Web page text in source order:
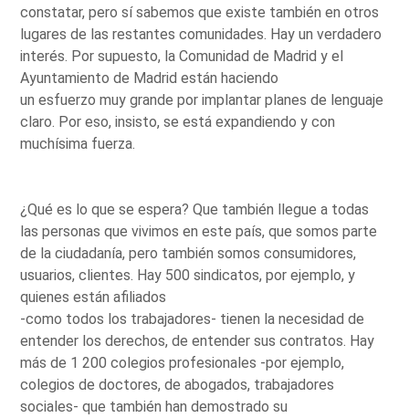
constatar, pero sí sabemos que existe también en otros
lugares de las restantes comunidades. Hay un verdadero
interés. Por supuesto, la Comunidad de Madrid y el
Ayuntamiento de Madrid están haciendo
un esfuerzo muy grande por implantar planes de lenguaje
claro. Por eso, insisto, se está expandiendo y con
muchísima fuerza.
¿Qué es lo que se espera? Que también llegue a todas
las personas que vivimos en este país, que somos parte
de la ciudadanía, pero también somos consumidores,
usuarios, clientes. Hay 500 sindicatos, por ejemplo, y
quienes están afiliados
-como todos los trabajadores- tienen la necesidad de
entender los derechos, de entender sus contratos. Hay
más de 1 200 colegios profesionales -por ejemplo,
colegios de doctores, de abogados, trabajadores
sociales- que también han demostrado su